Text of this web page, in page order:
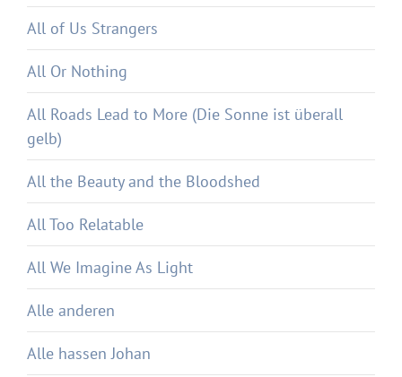
All of Us Strangers
All Or Nothing
All Roads Lead to More (Die Sonne ist überall
gelb)
All the Beauty and the Bloodshed
All Too Relatable
All We Imagine As Light
Alle anderen
Alle hassen Johan